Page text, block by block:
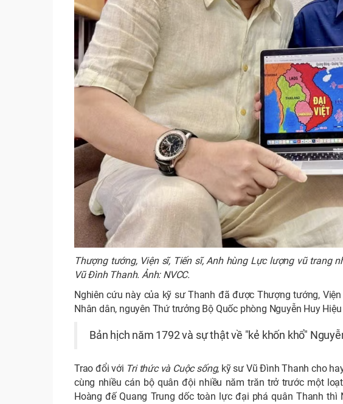
Thượng tướng, Viện sĩ, Tiến sĩ, Anh hùng Lực lượng vũ trang
Vũ Đình Thanh. Ảnh: NVCC.
Nghiên cứu này của kỹ sư Thanh đã được Thượng tướng,
Nhân dân, nguyên Thứ trưởng Bộ Quốc phòng Nguyễn Huy
Bản hịch năm 1792 và sự thật về "kẻ khốn khổ"
Trao đổi với Tri thức và Cuộc sống, kỹ sư Vũ Đình Thanh cho
cùng nhiều cán bộ quân đội nhiều năm trăn trở trước một
Hoàng đế Quang Trung dốc toàn lực đại phá quân Thanh thì